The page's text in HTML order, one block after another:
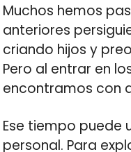
Muchos hemos
anteriores
criando hijos y
Pero al entrar en
encontramos con
Ese tiempo puede
personal. Para